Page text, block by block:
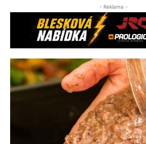
- Reklama -